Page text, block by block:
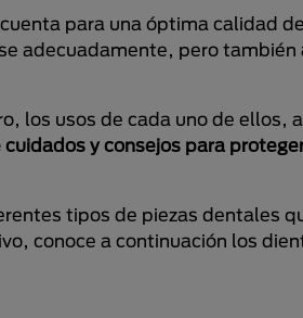
para una óptima calidad
adecuadamente, pero también
los usos de cada uno de ellos,
cuidados y consejos para
tipos de piezas dentales
conoce a continuación los